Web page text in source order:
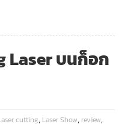
Laser บนก็อก
cutting, Laser Show, review,